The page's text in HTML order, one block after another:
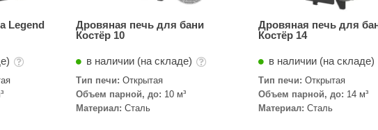
Legend
Дровяная печь для бани
Костёр 10
в наличии (на складе)
Тип печи: Открытая
Объем парной, до: 10 м³
Материал: Сталь
Дровяная печь для
Костёр 14
в наличии (на складе)
Тип печи: Открытая
Объем парной, до: 14 м³
Материал: Сталь